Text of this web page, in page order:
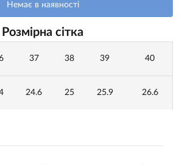
Немає в наявності
Розмірна сітка
37 38 39 40
24.6 25 25.9 26.6